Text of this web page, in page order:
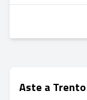
Aste a Trento